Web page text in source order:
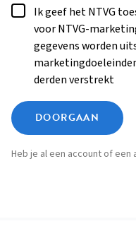
Ik geef het NTVG
voor NTVG-
gegevens worden
derden verstrekt
DOORGAAN
Heb je al een account of een